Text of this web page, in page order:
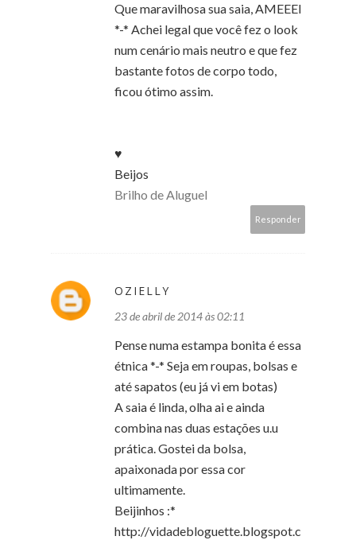
Que maravilhosa sua saia, AMEEEI
*-* Achei legal que você fez o look
num cenário mais neutro e que fez
bastante fotos de corpo todo,
ficou ótimo assim.
♥
Beijos
Brilho de Aluguel
Responder
OZIELLY
23 de abril de 2014 às 02:11
Pense numa estampa bonita é essa
étnica *-* Seja em roupas, bolsas e
até sapatos (eu já vi em botas)
A saia é linda, olha ai e ainda
combina nas duas estações u.u
prática. Gostei da bolsa,
apaixonada por essa cor
ultimamente.
Beijinhos :*
http://vidadebloguette.blogspot.c